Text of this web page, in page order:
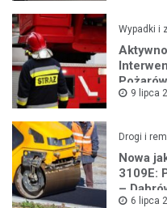
Wypadki i
Pożarów
9 lipca
Drogi i
Nowa
3109E:
–
6 lipca